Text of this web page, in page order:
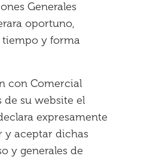
Generales
oportuno,
y forma
con Comercial
de su website el
expresamente
y aceptar dichas
y generales de